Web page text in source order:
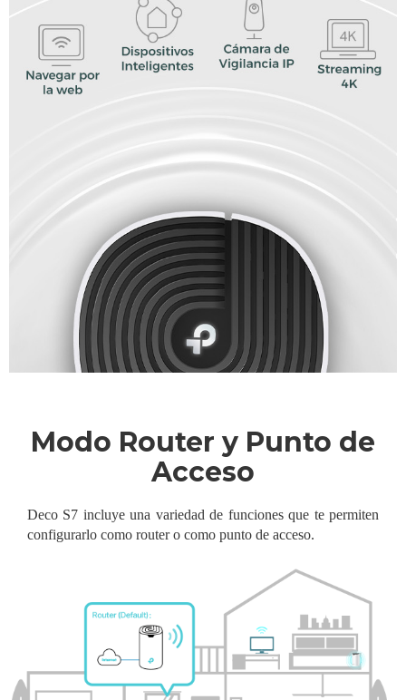
Modo Router y Punto de
Acceso
Deco S7 incluye una variedad de funciones que te permiten
configurarlo como router o como punto de acceso.